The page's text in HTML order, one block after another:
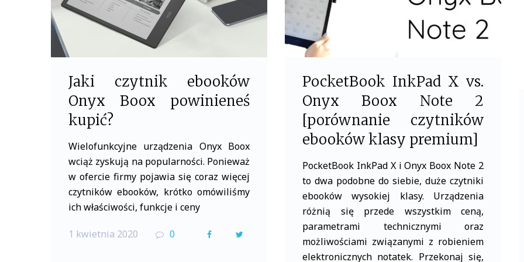
Jaki czytnik ebooków
Onyx Boox powinieneś
kupić?
Wielofunkcyjne urządzenia Onyx Boox
wciąż zyskują na popularności. Ponieważ
w ofercie firmy pojawia się coraz więcej
czytników ebooków, krótko omówiliśmy
ich właściwości, funkcje i ceny
1 kwietnia 2020 0
F
PocketBook InkPad X vs.
Onyx Boox Note 2
[porównanie czytników
ebooków klasy premium]
PocketBook InkPad X i Onyx Boox Note 2
to dwa podobne do siebie, duże czytniki
ebooków wysokiej klasy. Urządzenia
różnią się przede wszystkim ceną,
parametrami technicznymi oraz
możliwościami związanymi z robieniem
elektronicznych notatek. Przekonaj się,